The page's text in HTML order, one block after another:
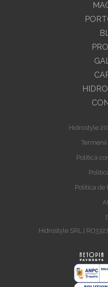
Hidrostyle
Politică
Politica de
Hidrostyle SRL |